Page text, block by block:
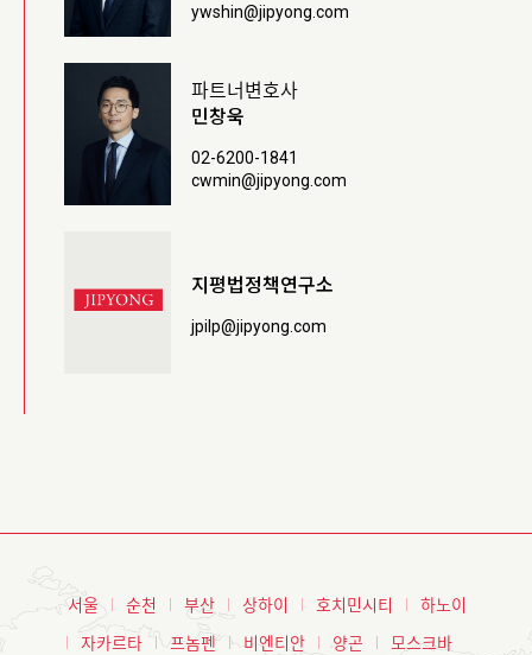
ywshin@jipyong.com
파트너변호사
민창욱
02-6200-1841
cwmin@jipyong.com
지평법정책연구소
jpilp@jipyong.com
서울 순천 부산 상하이 호치민시티
하노이
자카르타
프놈펜 비엔티안 양곤
모스크바